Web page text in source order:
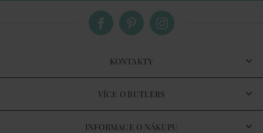
KONTAKTY
VÍCE O BUTLERS
INFORMACE O NÁKUPU